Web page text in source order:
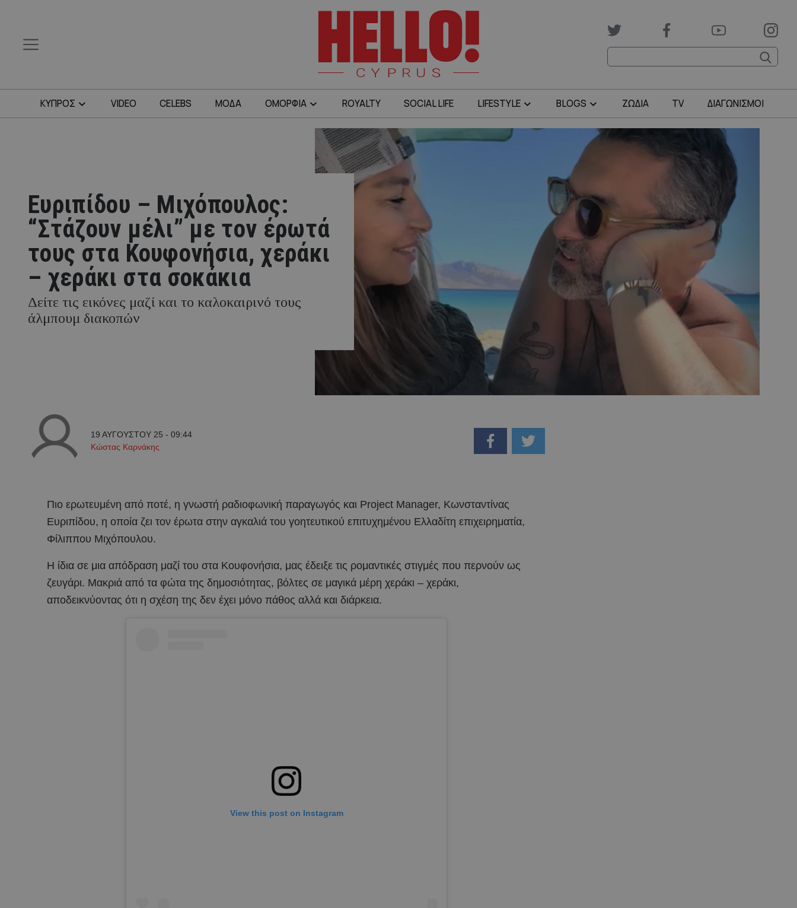
ΚΥΠΡΟΣ VIDEO CELEBS ΜΟΔΑ ΟΜΟΡΦΙΑ ROYALTY SOCIAL LIFE LIFESTYLE BLOGS ΖΩΔΙΑ TV ΔΙΑΓΩΝΙΣΜΟΙ
Ευριπίδου – Μιχόπουλος:
“Στάζουν μέλι” με τον έρωτά
τους στα Κουφονήσια, χεράκι
– χεράκι στα σοκάκια
Δείτε τις εικόνες μαζί και το καλοκαιρινό τους
άλμπουμ διακοπών
19 ΑΥΓΟΥΣΤΟΥ 25 - 09:44
Κώστας Καρνάκης
Πιο ερωτευμένη από ποτέ, η γνωστή ραδιοφωνική παραγωγός και Project Manager, Κωνσταντίνας
Ευριπίδου, η οποία ζει τον έρωτα στην αγκαλιά του γοητευτικού επιτυχημένου Ελλαδίτη επιχειρηματία,
Φίλιππου Μιχόπουλου.
Η ίδια σε μια απόδραση μαζί του στα Κουφονήσια, μας έδειξε τις ρομαντικές στιγμές που περνούν ως
ζευγάρι. Μακριά από τα φώτα της δημοσιότητας, βόλτες σε μαγικά μέρη χεράκι – χεράκι,
αποδεικνύοντας ότι η σχέση της δεν έχει μόνο πάθος αλλά και διάρκεια.
View this post on Instagram